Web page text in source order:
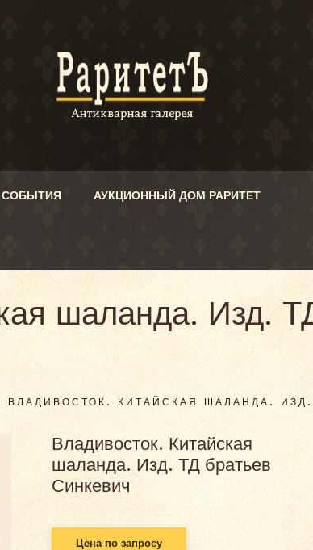
СОБЫТИЯ АУКЦИОННЫЙ ДОМ РАРИТЕТ
шаланда. Изд.
ВЛАДИВОСТОК. КИТАЙСКАЯ ШАЛАНДА.
Владивосток. Китайская
шаланда. Изд. ТД братьев
Синкевич
Цена по запросу